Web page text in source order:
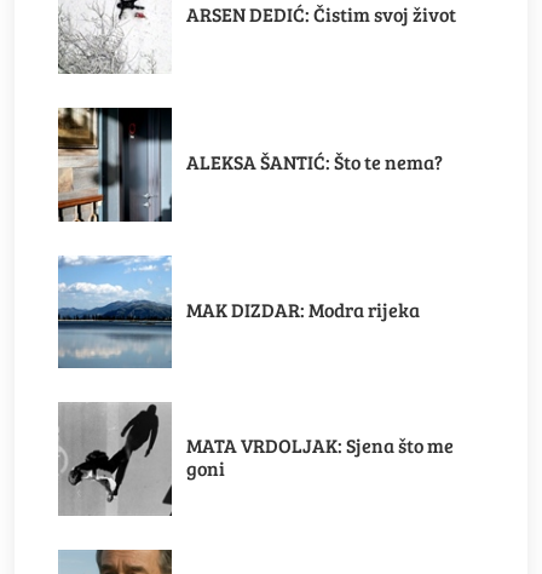
ARSEN DEDIĆ: Čistim svoj život
ALEKSA ŠANTIĆ: Što te nema?
MAK DIZDAR: Modra rijeka
MATA VRDOLJAK: Sjena što me
goni